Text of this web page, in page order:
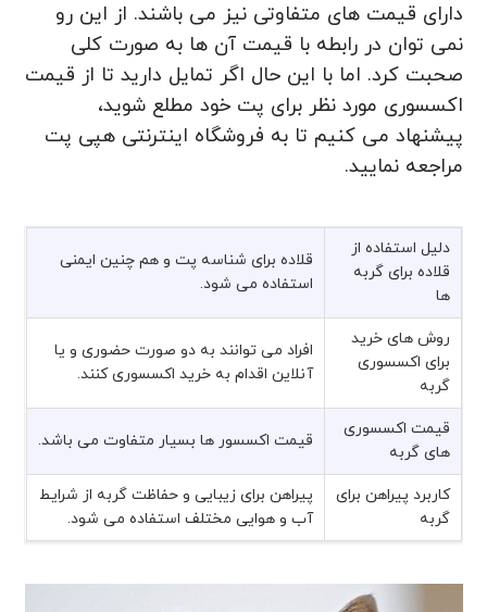
دارای قیمت های متفاوتی نیز می باشند. از این رو
نمی‌ توان در رابطه با قیمت آن ها به صورت کلی
صحبت کرد. اما با این حال اگر تمایل دارید تا از قیمت
اکسسوری مورد نظر برای پت خود مطلع شوید،
پیشنهاد می کنیم تا به فروشگاه اینترنتی هپی پت
مراجعه نمایید.
دلیل استفاده از
قلاده برای گربه
ها
قلاده برای شناسه پت و هم چنین ایمنی
استفاده می شود.
روش های خرید
برای اکسسوری
گربه
افراد می توانند به دو صورت حضوری و یا
آنلاین اقدام به خرید اکسسوری کنند.
قیمت اکسسوری
های گربه
قیمت اکسسور ها بسیار متفاوت می باشد.
کاربرد پیراهن برای
گربه
پیراهن برای زیبایی و حفاظت گربه از شرایط
آب و هوایی مختلف استفاده می شود.